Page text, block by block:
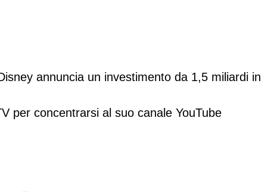
annuncia un investimento da 1,5 miliardi in